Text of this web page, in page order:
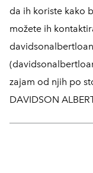
da ih koriste kako
možete ih
zajam od njih po
DAVIDSON
Vicky 8. veebruar
I was struggling